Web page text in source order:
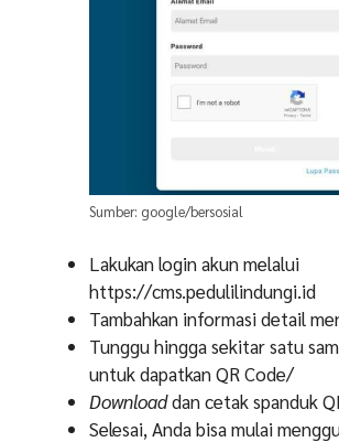
Sumber: google/bersosial
Lakukan login akun melalui
https://cms.pedulilindungi.id
Tambahkan informasi detail
Tunggu hingga sekitar satu
untuk dapatkan QR Code/
Downloaddan cetak spanduk
Selesai, Anda bisa mulai